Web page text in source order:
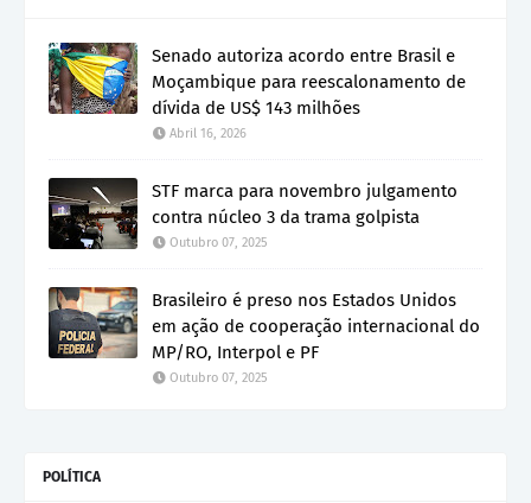
Senado autoriza acordo entre Brasil e
Moçambique para reescalonamento de
dívida de US$ 143 milhões
Abril 16, 2026
STF marca para novembro julgamento
contra núcleo 3 da trama golpista
Outubro 07, 2025
Brasileiro é preso nos Estados Unidos
em ação de cooperação internacional do
MP/RO, Interpol e PF
Outubro 07, 2025
POLÍTICA